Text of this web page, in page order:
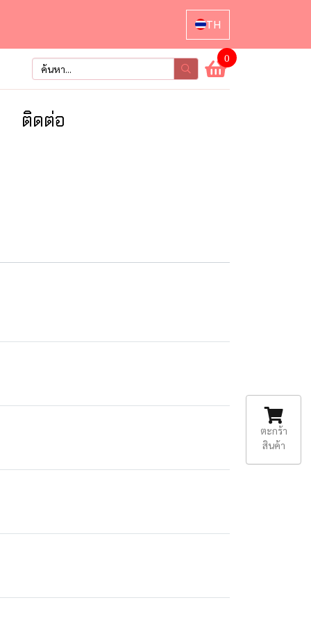
TH
0
ติดต่อ
ตะกร้า
สินค้า